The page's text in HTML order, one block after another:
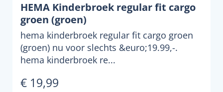
HEMA Kinderbroek regular fit cargo
groen (groen)
hema kinderbroek regular fit cargo groen
(groen) nu voor slechts &euro;19.99,-.
hema kinderbroek re...
€ 19,99